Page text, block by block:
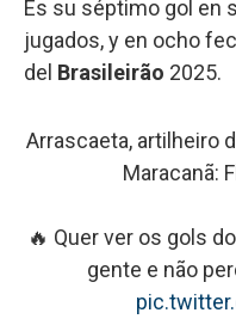
Es su séptimo gol en
jugados, y en ocho
del Brasileirão 2025.
Arrascaeta, artilheiro
Maracanã:
🔥 Quer ver os gols do
gente e não